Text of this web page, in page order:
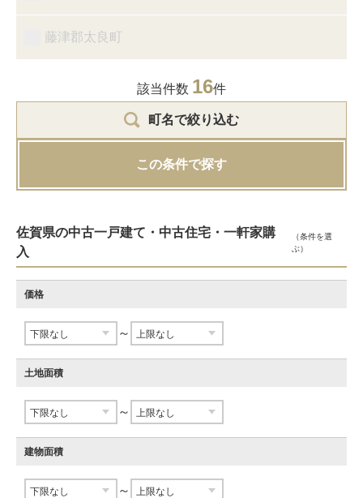
藤津郡太良町
該当件数 16件
町名で絞り込む
この条件で探す
佐賀県の中古一戸建て・中古住宅・一軒家購
入
（条件を選
ぶ）
価格
～
土地面積
～
建物面積
～